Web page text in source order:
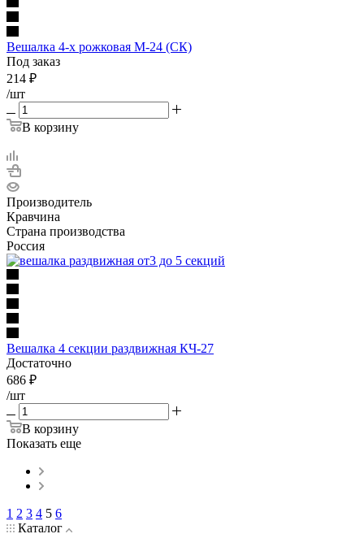
Вешалка 4-х рожковая М-24 (СК)
Под заказ
214 ₽
/шт
В корзину
Производитель
Кравчина
Страна производства
Россия
Вешалка 4 секции раздвижная КЧ-27
Достаточно
686 ₽
/шт
В корзину
Показать еще
1 2 3 4 5 6
Каталог